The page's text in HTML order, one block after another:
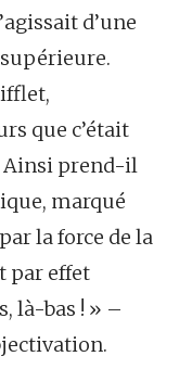
d’une
que c’était
Ainsi prend-il
marqué
la force de la
par effet
là-bas ! » –